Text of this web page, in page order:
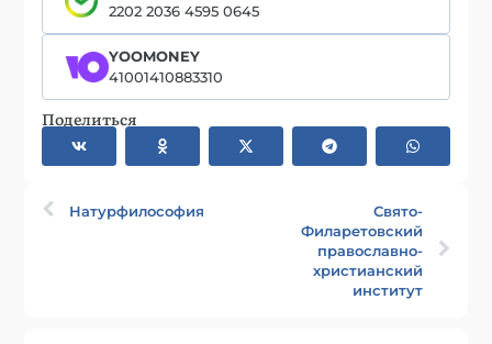
2202 2036 4595 0645
YOOMONEY
41001410883310
Поделиться
Натурфилософия
Свято-
Филаретовский
православно-
христианский
институт